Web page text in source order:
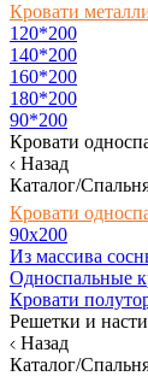
Кровати
120*200
140*200
160*200
180*200
90*200
Кровати
Назад
Каталог/
Кровати
90х200
Из массива
Односпальные
Кровати
Решетки и
Назад
Каталог/